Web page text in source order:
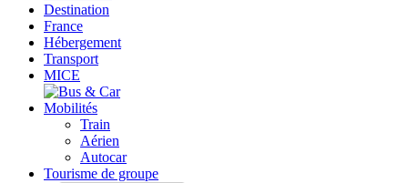
Destination
France
Hébergement
Transport
MICE
Mobilités
Train
Aérien
Autocar
Tourisme de groupe